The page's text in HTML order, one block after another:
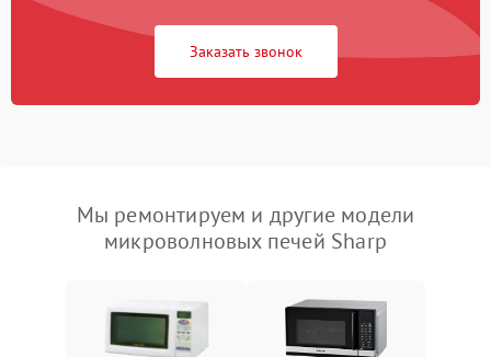
Заказать звонок
Мы ремонтируем и другие модели
микроволновых печей Sharp